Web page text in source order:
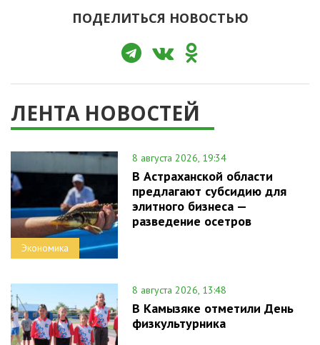
ПОДЕЛИТЬСЯ НОВОСТЬЮ
ЛЕНТА НОВОСТЕЙ
Экономика
8 августа 2026, 19:34
В Астраханской области
предлагают субсидию для
элитного бизнеса —
разведение осетров
8 августа 2026, 13:48
В Камызяке отметили День
физкультурника